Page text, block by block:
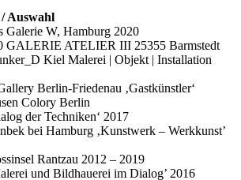
Auswahl
Galerie W, Hamburg 2020
GALERIE ATELIER III 25355 Barmstedt
Kiel Malerei | Objekt | Installation
Berlin-Friedenau ‚Gastkünstler‘
Colory Berlin
der Techniken‘ 2017
bei Hamburg ‚Kunstwerk – Werkkunst’
Rantzau 2012 – 2019
und Bildhauerei im Dialog’ 2016